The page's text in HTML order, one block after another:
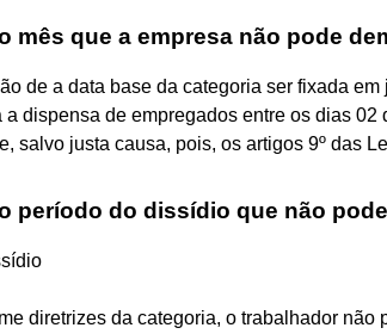
mês que a empresa não pode
de a data base da categoria ser fixada
a dispensa de empregados entre os dias 02
salvo justa causa, pois, os artigos 9º das
período do dissídio que não
diretrizes da categoria, o trabalhador não